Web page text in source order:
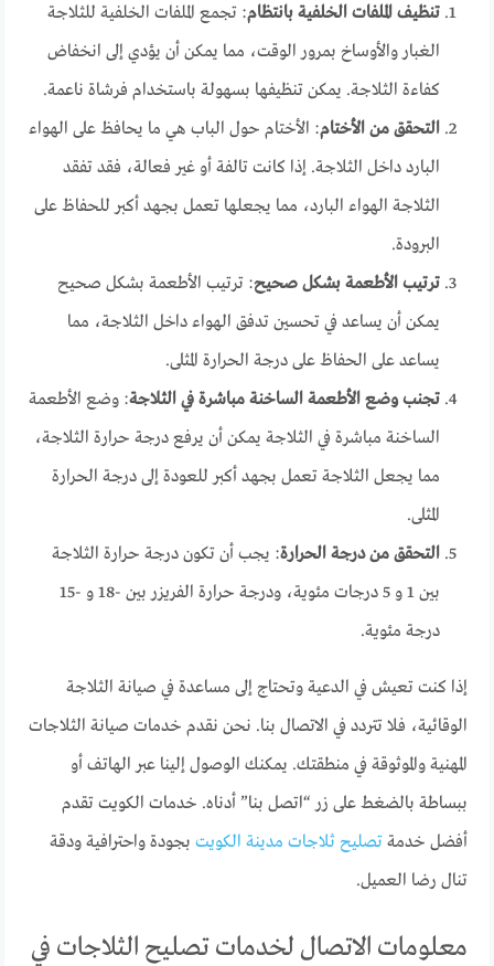
تنظيف الملفات الخلفية بانتظام: تجمع الملفات الخلفية للثلاجة
الغبار والأوساخ بمرور الوقت، مما يمكن أن يؤدي إلى انخفاض
كفاءة الثلاجة. يمكن تنظيفها بسهولة باستخدام فرشاة ناعمة.
التحقق من الأختام: الأختام حول الباب هي ما يحافظ على الهواء
البارد داخل الثلاجة. إذا كانت تالفة أو غير فعالة، فقد تفقد
الثلاجة الهواء البارد، مما يجعلها تعمل بجهد أكبر للحفاظ على
البرودة.
ترتيب الأطعمة بشكل صحيح: ترتيب الأطعمة بشكل صحيح
يمكن أن يساعد في تحسين تدفق الهواء داخل الثلاجة، مما
يساعد على الحفاظ على درجة الحرارة المثلى.
تجنب وضع الأطعمة الساخنة مباشرة في الثلاجة: وضع الأطعمة
الساخنة مباشرة في الثلاجة يمكن أن يرفع درجة حرارة الثلاجة،
مما يجعل الثلاجة تعمل بجهد أكبر للعودة إلى درجة الحرارة
المثلى.
التحقق من درجة الحرارة: يجب أن تكون درجة حرارة الثلاجة
بين 1 و 5 درجات مئوية، ودرجة حرارة الفريزر بين -18 و -15
درجة مئوية.
إذا كنت تعيش في الدعية وتحتاج إلى مساعدة في صيانة الثلاجة
الوقائية، فلا تتردد في الاتصال بنا. نحن نقدم خدمات صيانة الثلاجات
المهنية والموثوقة في منطقتك. يمكنك الوصول إلينا عبر الهاتف أو
ببساطة بالضغط على زر “اتصل بنا” أدناه. خدمات الكويت تقدم
أفضل خدمةتصليح ثلاجات مدينة الكويت بجودة واحترافية ودقة
تنال رضا العميل.
معلومات الاتصال لخدمات تصليح الثلاجات في